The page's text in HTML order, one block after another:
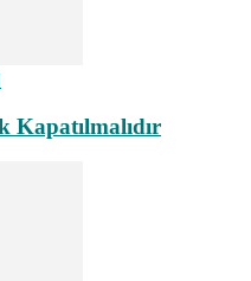
Kapatılmalıdır